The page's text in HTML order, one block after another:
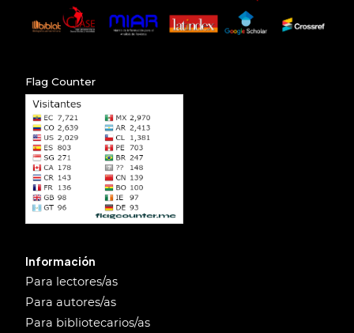
Flag Counter
Información
Para lectores/as
Para autores/as
Para bibliotecarios/as